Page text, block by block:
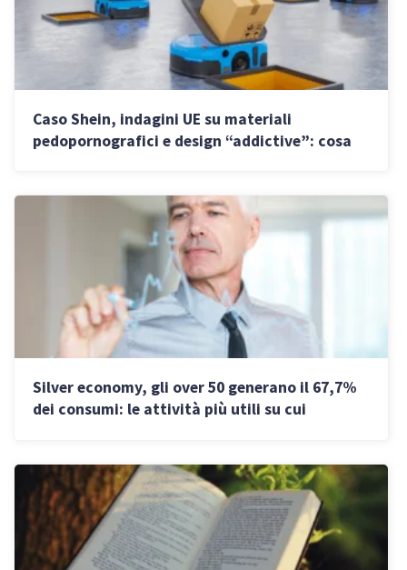
Caso Shein, indagini UE su materiali
pedopornografici e design “addictive”: cosa
Silver economy, gli over 50 generano il 67,7%
dei consumi: le attività più utili su cui